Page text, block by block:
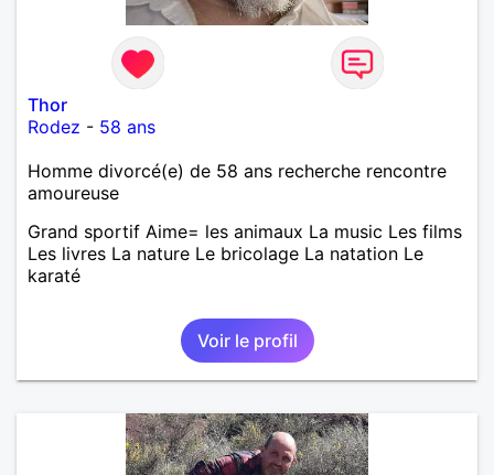
Thor
Rodez - 58 ans
Homme divorcé(e) de 58 ans recherche rencontre
amoureuse
Grand sportif Aime= les animaux La music Les films
Les livres La nature Le bricolage La natation Le
karaté
Voir le profil